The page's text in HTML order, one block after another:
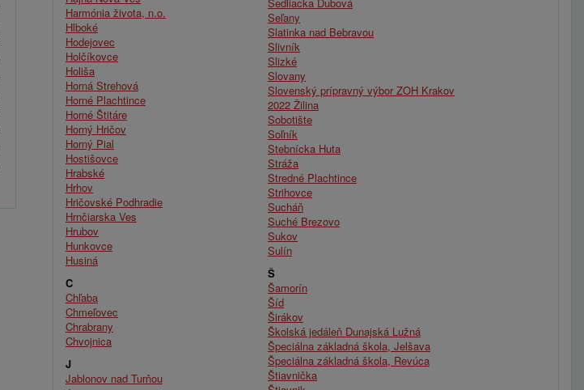
Harmónia života, n.o.
Hlboké
Hodejovec
Holčíkovce
Holiša
Horná Strehová
Horné Plachtince
Horné Štitáre
Horný Hričov
Horný Pial
Hostišovce
Hrabské
Hrhov
Hričovské Podhradie
Hrnčiarska Ves
Hrubov
Hunkovce
Husiná
C
Chľaba
Chmeľovec
Chrabrany
Chvojnica
J
Jablonov nad Turňou
Seľany
Slatinka nad Bebravou
Slivník
Slizké
Slovany
Slovenský prípravný výbor ZOH Krakov
2022 Žilina
Sobotište
Soľník
Stebnícka Huta
Stráža
Stredné Plachtince
Strihovce
Sucháň
Suché Brezovo
Sukov
Sulín
Š
Šamorín
Šíd
Širákov
Školská jedáleň Dunajská Lužná
Špeciálna základná škola, Jelšava
Špeciálna základná škola, Revúca
Štiavnička